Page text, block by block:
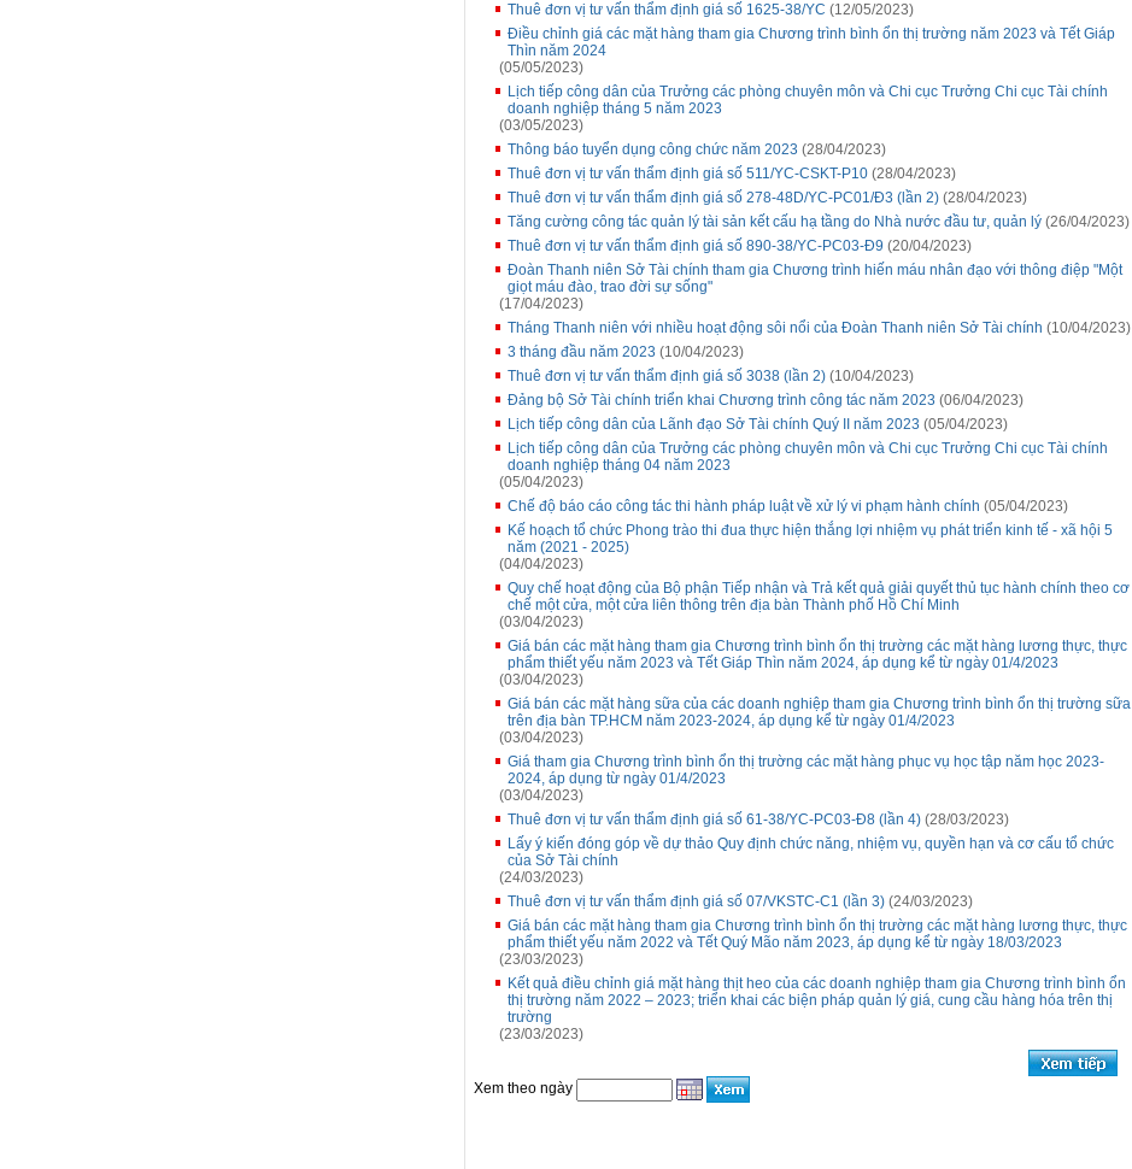
Thuê đơn vị tư vấn thẩm định giá số 1625-38/YC (12/05/2023)
Điều chỉnh giá các mặt hàng tham gia Chương trình bình ổn thị trường năm 2023 và Tết Giáp
Thìn năm 2024
(05/05/2023)
Lịch tiếp công dân của Trưởng các phòng chuyên môn và Chi cục Trưởng Chi cục Tài chính
doanh nghiệp tháng 5 năm 2023
(03/05/2023)
Thông báo tuyển dụng công chức năm 2023 (28/04/2023)
Thuê đơn vị tư vấn thẩm định giá số 511/YC-CSKT-P10 (28/04/2023)
Thuê đơn vị tư vấn thẩm định giá số 278-48D/YC-PC01/Đ3 (lần 2) (28/04/2023)
Tăng cường công tác quản lý tài sản kết cấu hạ tầng do Nhà nước đầu tư, quản lý (26/04/2023)
Thuê đơn vị tư vấn thẩm định giá số 890-38/YC-PC03-Đ9 (20/04/2023)
Đoàn Thanh niên Sở Tài chính tham gia Chương trình hiến máu nhân đạo với thông điệp "Một
giọt máu đào, trao đời sự sống"
(17/04/2023)
Tháng Thanh niên với nhiều hoạt động sôi nổi của Đoàn Thanh niên Sở Tài chính (10/04/2023)
3 tháng đầu năm 2023 (10/04/2023)
Thuê đơn vị tư vấn thẩm định giá số 3038 (lần 2) (10/04/2023)
Đảng bộ Sở Tài chính triển khai Chương trình công tác năm 2023 (06/04/2023)
Lịch tiếp công dân của Lãnh đạo Sở Tài chính Quý II năm 2023 (05/04/2023)
Lịch tiếp công dân của Trưởng các phòng chuyên môn và Chi cục Trưởng Chi cục Tài chính
doanh nghiệp tháng 04 năm 2023
(05/04/2023)
Chế độ báo cáo công tác thi hành pháp luật về xử lý vi phạm hành chính (05/04/2023)
Kế hoạch tổ chức Phong trào thi đua thực hiện thắng lợi nhiệm vụ phát triển kinh tế - xã hội 5
năm (2021 - 2025)
(04/04/2023)
Quy chế hoạt động của Bộ phận Tiếp nhận và Trả kết quả giải quyết thủ tục hành chính theo cơ
chế một cửa, một cửa liên thông trên địa bàn Thành phố Hồ Chí Minh
(03/04/2023)
Giá bán các mặt hàng tham gia Chương trình bình ổn thị trường các mặt hàng lương thực, thực
phẩm thiết yếu năm 2023 và Tết Giáp Thìn năm 2024, áp dụng kể từ ngày 01/4/2023
(03/04/2023)
Giá bán các mặt hàng sữa của các doanh nghiệp tham gia Chương trình bình ổn thị trường sữa
trên địa bàn TP.HCM năm 2023-2024, áp dụng kể từ ngày 01/4/2023
(03/04/2023)
Giá tham gia Chương trình bình ổn thị trường các mặt hàng phục vụ học tập năm học 2023-
2024, áp dụng từ ngày 01/4/2023
(03/04/2023)
Thuê đơn vị tư vấn thẩm định giá số 61-38/YC-PC03-Đ8 (lần 4) (28/03/2023)
Lấy ý kiến đóng góp về dự thảo Quy định chức năng, nhiệm vụ, quyền hạn và cơ cấu tổ chức
của Sở Tài chính
(24/03/2023)
Thuê đơn vị tư vấn thẩm định giá số 07/VKSTC-C1 (lần 3) (24/03/2023)
Giá bán các mặt hàng tham gia Chương trình bình ổn thị trường các mặt hàng lương thực, thực
phẩm thiết yếu năm 2022 và Tết Quý Mão năm 2023, áp dụng kể từ ngày 18/03/2023
(23/03/2023)
Kết quả điều chỉnh giá mặt hàng thịt heo của các doanh nghiệp tham gia Chương trình bình ổn
thị trường năm 2022 – 2023; triển khai các biện pháp quản lý giá, cung cầu hàng hóa trên thị
trường
(23/03/2023)
Xem theo ngày